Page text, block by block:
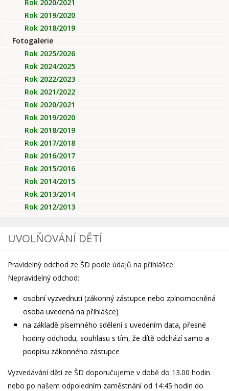
UVOLŇOVÁNÍ DĚTÍ
Pravidelný odchod ze ŠD podle údajů na přihlášce.
Nepravidelný odchod:
osobní vyzvednutí (zákonný zástupce nebo zplnomocněná
osoba uvedená na přihlášce)
na základě písemného sdělení s uvedením data, přesné
hodiny odchodu, souhlasu s tím, že dítě odchází samo a
podpisu zákonného zástupce
Vyzvedávání dětí ze ŠD doporučujeme v době do 13.00 hodin
nebo po našem odpoledním zaměstnání od 14:45 hodin do
Rok 2020/2021
Rok 2019/2020
Rok 2018/2019
Fotogalerie
Rok 2025/2026
Rok 2024/2025
Rok 2022/2023
Rok 2021/2022
Rok 2020/2021
Rok 2019/2020
Rok 2018/2019
Rok 2017/2018
Rok 2016/2017
Rok 2015/2016
Rok 2014/2015
Rok 2013/2014
Rok 2012/2013